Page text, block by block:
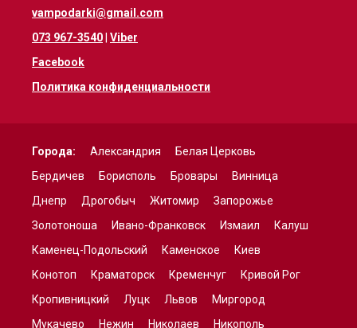
vampodarki@gmail.com
073 967-3540 Viber
Facebook
Политика конфиденциальности
Города: Александрия
Белая Церковь
Бердичев
Борисполь Бровары
Винница
Днепр
Дрогобыч Житомир
Запорожье
Золотоноша
Ивано-Франковск Измаил
Калуш
Каменец-Подольский
Каменское
Киев
Конотоп
Краматорск Кременчуг
Кривой Рог
Кропивницкий
Луцк Львов
Миргород
Мукачево
Нежин Николаев
Никополь